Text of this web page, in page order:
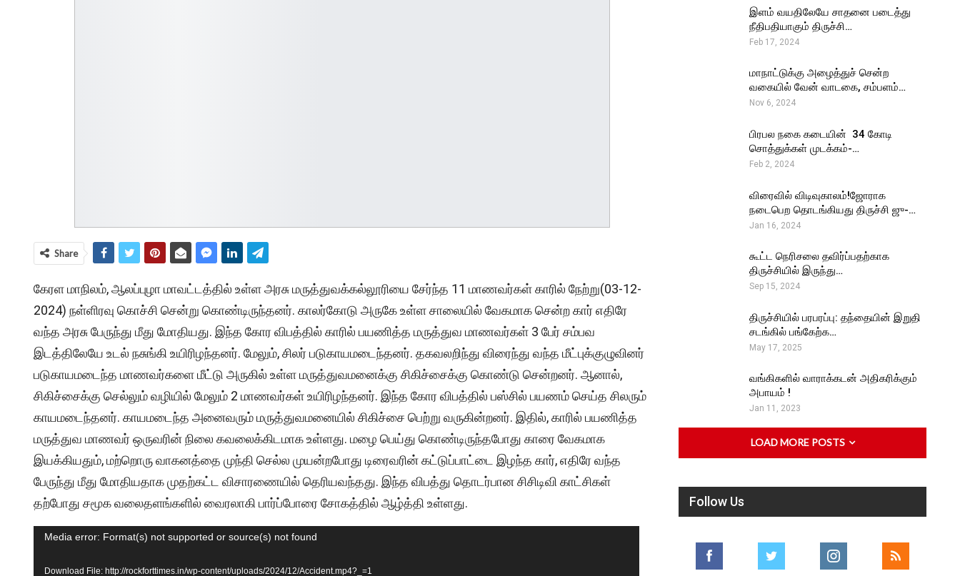
Share
கேரள மாநிலம், ஆலப்புழா மாவட்டத்தில் உள்ள அரசு மருத்துவக்கல்லூரியை சேர்ந்த 11 மாணவர்கள் காரில் நேற்று(03-12-
2024) நள்ளிரவு கொச்சி சென்று கொண்டிருந்தனர். காலர்கோடு அருகே உள்ள சாலையில் வேகமாக சென்ற கார் எதிரே
வந்த அரசு பேருந்து மீது மோதியது. இந்த கோர விபத்தில் காரில் பயணித்த மருத்துவ மாணவர்கள் 3 பேர் சம்பவ
இடத்திலேயே உடல் நசுங்கி உயிரிழந்தனர். மேலும், சிலர் படுகாயமடைந்தனர். தகவலறிந்து விரைந்து வந்த மீட்புக்குழுவினர்
படுகாயமடைந்த மாணவர்களை மீட்டு அருகில் உள்ள மருத்துவமனைக்கு சிகிச்சைக்கு கொண்டு சென்றனர். ஆனால்,
சிகிச்சைக்கு செல்லும் வழியில் மேலும் 2 மாணவர்கள் உயிரிழந்தனர். இந்த கோர விபத்தில் பஸ்சில் பயணம் செய்த சிலரும்
காயமடைந்தனர். காயமடைந்த அனைவரும் மருத்துவமனையில் சிகிச்சை பெற்று வருகின்றனர். இதில், காரில் பயணித்த
மருத்துவ மாணவர் ஒருவரின் நிலை கவலைக்கிடமாக உள்ளது. மழை பெய்து கொண்டிருந்தபோது காரை வேகமாக
இயக்கியதும், மற்றொரு வாகனத்தை முந்தி செல்ல முயன்றபோது டிரைவரின் கட்டுப்பாட்டை இழந்த கார், எதிரே வந்த
பேருந்து மீது மோதியதாக முதற்கட்ட விசாரணையில் தெரியவந்தது. இந்த விபத்து தொடர்பான சிசிடிவி காட்சிகள்
தற்போது சமூக வலைதளங்களில் வைரலாகி பார்ப்போரை சோகத்தில் ஆழ்த்தி உள்ளது.
Video
Media error: Format(s) not supported or source(s) not found
Download File: http://rockforttimes.in/wp-content/uploads/2024/12/Accident.mp4?_=1
இளம் வயதிலேயே சாதனை படைத்து
நீதிபதியாகும் திருச்சி…
Feb 17, 2024
மாநாட்டுக்கு அழைத்துச் சென்ற
வகையில் வேன் வாடகை, சம்பளம்…
Nov 6, 2024
பிரபல நகை கடையின் ₹ 34 கோடி
சொத்துக்கள் முடக்கம்-…
Feb 2, 2024
விரைவில் விடிவுகாலம்!ஜோராக
நடைபெற தொடங்கியது திருச்சி ஜு-…
Jan 16, 2024
கூட்ட நெரிசலை தவிர்ப்பதற்காக
திருச்சியில் இருந்து…
Sep 15, 2024
திருச்சியில் பரபரப்பு: தந்தையின் இறுதி
சடங்கில் பங்கேற்க…
May 17, 2025
வங்கிகளில் வாராக்கடன் அதிகரிக்கும்
அபாயம் !
Jan 11, 2023
LOAD MORE POSTS
Follow Us